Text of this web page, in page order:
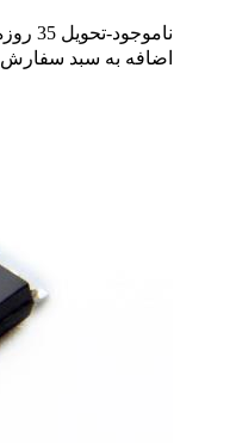
ناموجود-تحویل 35 روزه
اضافه به سبد سفارش